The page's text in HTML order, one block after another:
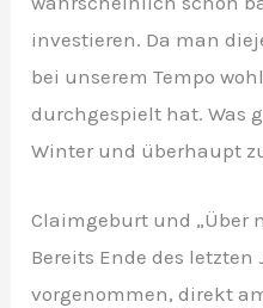
investieren. Da man
bei unserem Tempo
durchgespielt hat. Was
Winter und überhaupt
Claimgeburt und „Über
Bereits Ende des
vorgenommen, direkt